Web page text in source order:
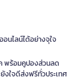
นไลน์ได้อย่างจุใจ
พร้อมคูปองส่วนลด
งใจดีส่งฟรีทั่วประเทศ